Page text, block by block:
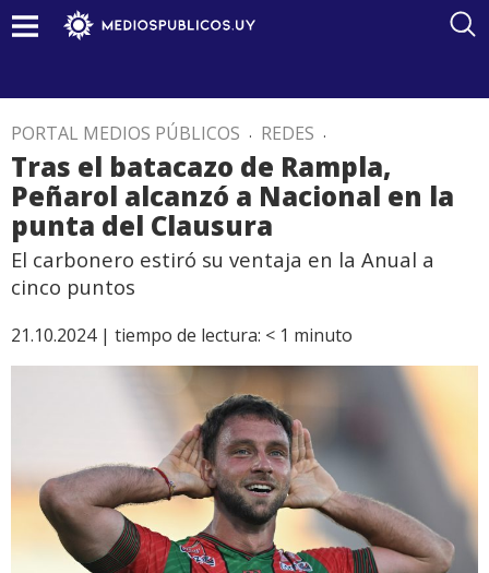
PORTAL MEDIOS PÚBLICOS . REDES .
Tras el batacazo de Rampla,
Peñarol alcanzó a Nacional en la
punta del Clausura
El carbonero estiró su ventaja en la Anual a
cinco puntos
21.10.2024 | tiempo de lectura: < 1 minuto